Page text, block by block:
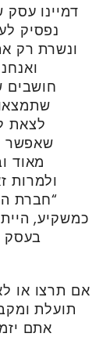
דמיינו
נפסיק
ונשרת רק
חושבים
שתמצאו
לצאת
שאפשר
מאוד
ולמרות
“חברת
כמשקיע,
בעסק
אם תרצו או
תועלת
אתם